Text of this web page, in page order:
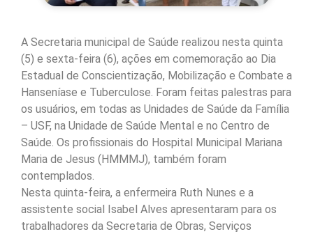
A Secretaria municipal de Saúde realizou nesta quinta
(5) e sexta-feira (6), ações em comemoração ao Dia
Estadual de Conscientização, Mobilização e Combate a
Hanseníase e Tuberculose. Foram feitas palestras para
os usuários, em todas as Unidades de Saúde da Família
– USF, na Unidade de Saúde Mental e no Centro de
Saúde. Os profissionais do Hospital Municipal Mariana
Maria de Jesus (HMMMJ), também foram
contemplados.
Nesta quinta-feira, a enfermeira Ruth Nunes e a
assistente social Isabel Alves apresentaram para os
trabalhadores da Secretaria de Obras, Serviços